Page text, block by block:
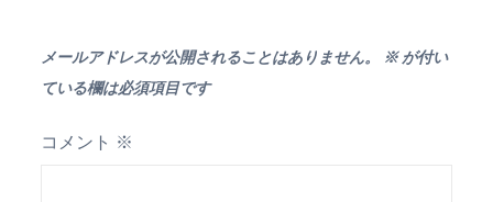
メールアドレスが公開されることはありません。 ※が付い
ている欄は必須項目です
コメント ※